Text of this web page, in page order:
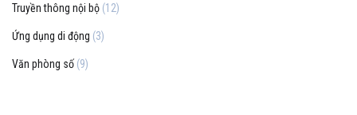
Truyền thông nội bộ (12)
Ứng dụng di động (3)
Văn phòng số (9)